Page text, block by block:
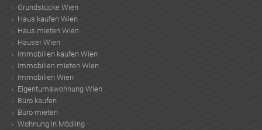
Grundstücke Wien
Haus kaufen Wien
Haus mieten Wien
Häuser Wien
Immobilien kaufen Wien
Immobilien mieten Wien
Immobilien Wien
Eigentumswohnung Wien
Büro kaufen
Büro mieten
Wohnung in Mödling